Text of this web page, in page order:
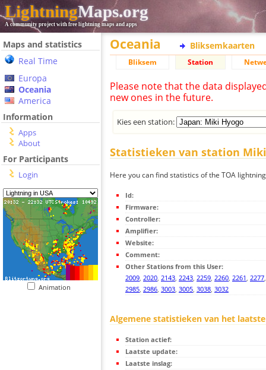
LightningMaps.org
A community project with free lightning maps and apps
Maps and statistics
Real Time
Europa
Oceania
America
Information
Apps
About
For Participants
Login
Animation
Oceania Bliksemkaarten
Bliksem Station
Please note that the data
new ones in the future.
Kies een station:
Statistieken van station
Here you can find statistics of the TOA
Id:
Firmware:
Controller:
Amplifier:
Website:
Comment:
Other Stations from this User:
2009, 2020, 2143, 2243, 2259, 2260, 2261, 2277
2985, 2986, 3003, 3005, 3038, 3032
Algemene statistieken van het
Station actief:
Laatste update:
Laatste inslag: